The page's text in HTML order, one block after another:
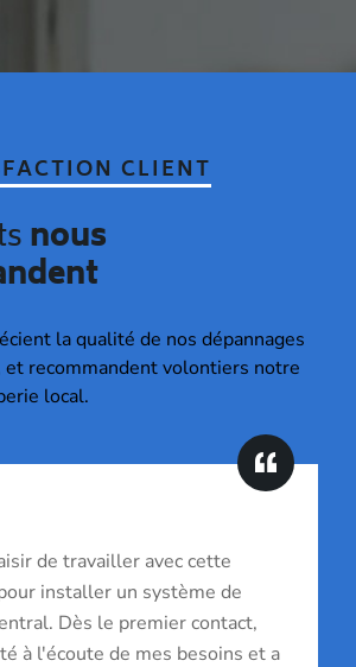
CLIENT
nous
la qualité de nos dépannages
recommandent volontiers notre
local.
de travailler avec cette
installer un système de
Dès le premier contact,
à l'écoute de mes besoins et a